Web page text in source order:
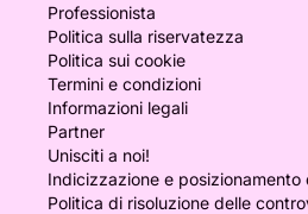
Professionista
Politica sulla riservatezza
Politica sui cookie
Termini e condizioni
Informazioni legali
Partner
Unisciti a noi!
Indicizzazione e posizionamento
Politica di risoluzione delle